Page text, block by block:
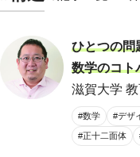
ひとつの問
数学のコト
滋賀大学
#数学 #デザ
#正十二面体